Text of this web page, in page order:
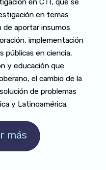
en temas
aportar insumos
implementación
públicas en ciencia,
y educación que
el cambio de la
de problemas
y Latinoamérica.
más